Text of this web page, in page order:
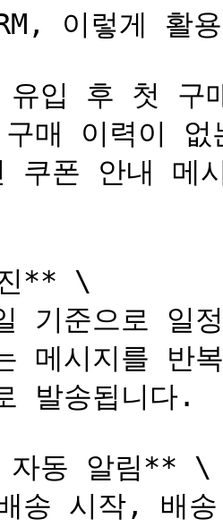
이렇게 활
유입 후 첫 구
매 이력이 없
쿠폰 안내 메
** \
기준으로 일
메시지를 반
발송됩니다.
자동 알림** \
송 시작, 배